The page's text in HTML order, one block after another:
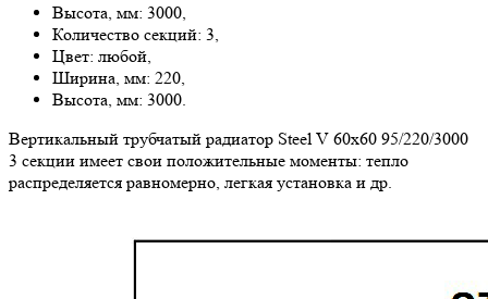
Высота, мм: 3000,
Количество секций: 3,
Цвет: любой,
Ширина, мм: 220,
Высота, мм: 3000.
Вертикальный трубчатый радиатор Steel V 60х60 95/220/3000
3 секции имеет свои положительные моменты: тепло
распределяется равномерно, легкая установка и др.